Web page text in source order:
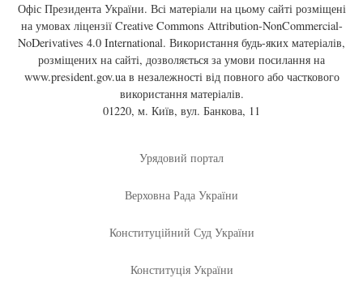
Офіс Президента України. Всі матеріали на цьому сайті розміщені
на умовах ліцензії Creative Commons Attribution-NonCommercial-
NoDerivatives 4.0 International. Використання будь-яких матеріалів,
розміщених на сайті, дозволяється за умови посилання на
www.president.gov.uaв незалежності від повного або часткового
використання матеріалів.
01220, м. Київ, вул. Банкова, 11
Урядовий портал
Верховна Рада України
Конституційний Суд України
Конституція України